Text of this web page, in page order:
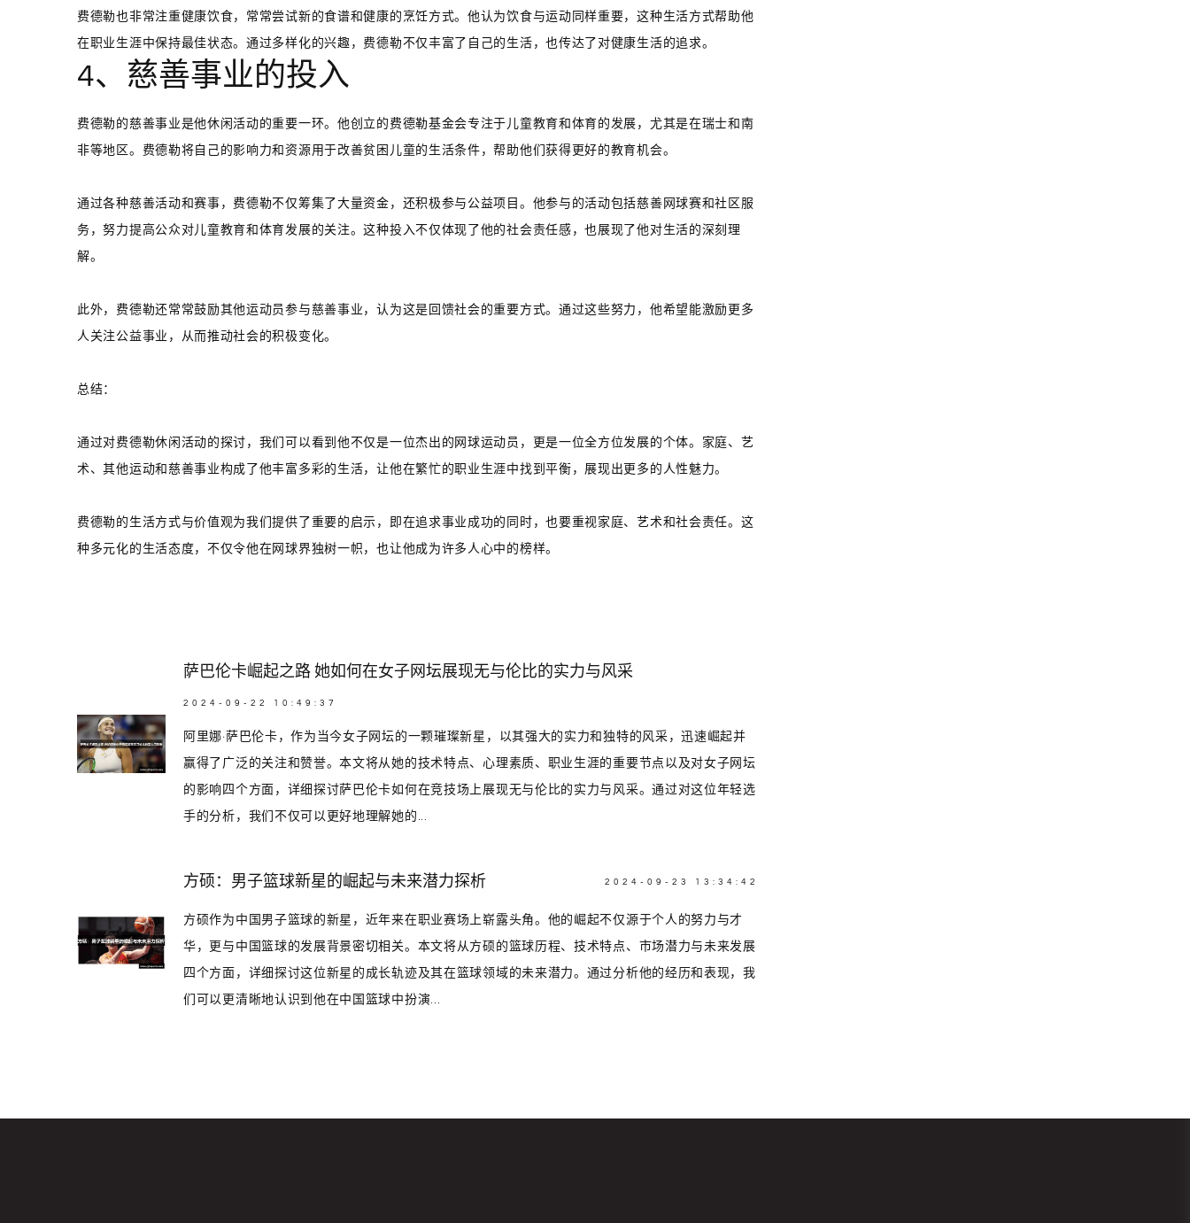
费德勒也非常注重健康饮食，常常尝试新的食谱和健康的烹饪方式。他认为饮食与运动同样重要，这种生活方式帮助他
在职业生涯中保持最佳状态。通过多样化的兴趣，费德勒不仅丰富了自己的生活，也传达了对健康生活的追求。
4、慈善事业的投入
费德勒的慈善事业是他休闲活动的重要一环。他创立的费德勒基金会专注于儿童教育和体育的发展，尤其是在瑞士和南
非等地区。费德勒将自己的影响力和资源用于改善贫困儿童的生活条件，帮助他们获得更好的教育机会。
通过各种慈善活动和赛事，费德勒不仅筹集了大量资金，还积极参与公益项目。他参与的活动包括慈善网球赛和社区服
务，努力提高公众对儿童教育和体育发展的关注。这种投入不仅体现了他的社会责任感，也展现了他对生活的深刻理
解。
此外，费德勒还常常鼓励其他运动员参与慈善事业，认为这是回馈社会的重要方式。通过这些努力，他希望能激励更多
人关注公益事业，从而推动社会的积极变化。
总结：
通过对费德勒休闲活动的探讨，我们可以看到他不仅是一位杰出的网球运动员，更是一位全方位发展的个体。家庭、艺
术、其他运动和慈善事业构成了他丰富多彩的生活，让他在繁忙的职业生涯中找到平衡，展现出更多的人性魅力。
费德勒的生活方式与价值观为我们提供了重要的启示，即在追求事业成功的同时，也要重视家庭、艺术和社会责任。这
种多元化的生活态度，不仅令他在网球界独树一帜，也让他成为许多人心中的榜样。
萨巴伦卡崛起之路 她如何在女子网坛展现无与伦比的实力与风采
2024-09-22 10:49:37
阿里娜·萨巴伦卡，作为当今女子网坛的一颗璀璨新星，以其强大的实力和独特的风采，迅速崛起并
赢得了广泛的关注和赞誉。本文将从她的技术特点、心理素质、职业生涯的重要节点以及对女子网坛
的影响四个方面，详细探讨萨巴伦卡如何在竞技场上展现无与伦比的实力与风采。通过对这位年轻选
手的分析，我们不仅可以更好地理解她的...
方硕：男子篮球新星的崛起与未来潜力探析 2024-09-23 13:34:42
方硕作为中国男子篮球的新星，近年来在职业赛场上崭露头角。他的崛起不仅源于个人的努力与才
华，更与中国篮球的发展背景密切相关。本文将从方硕的篮球历程、技术特点、市场潜力与未来发展
四个方面，详细探讨这位新星的成长轨迹及其在篮球领域的未来潜力。通过分析他的经历和表现，我
们可以更清晰地认识到他在中国篮球中扮演...